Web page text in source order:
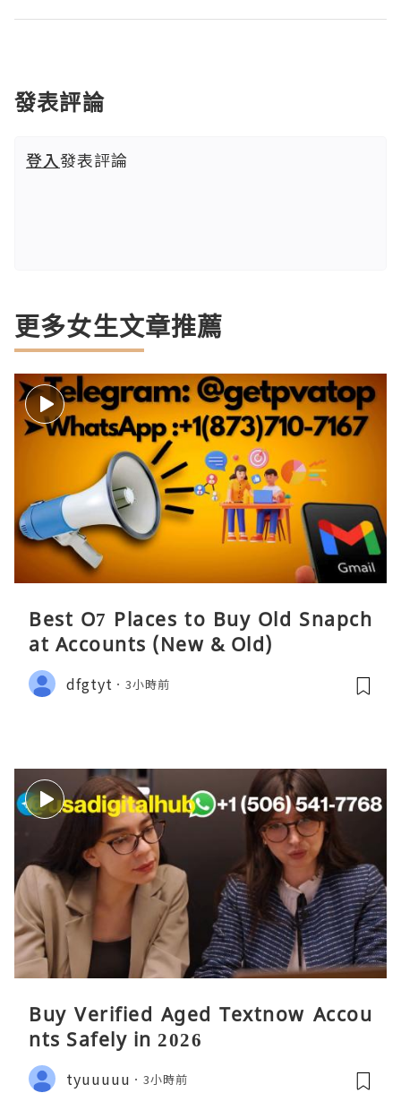
發表評論
登入發表評論
更多女生文章推薦
Best O7 Places to Buy Old Snapch
at Accounts (New & Old)
dfgtyt 3小時前
Buy Verified Aged Textnow Accou
nts Safely in 2026
tyuuuuu 3小時前